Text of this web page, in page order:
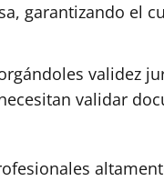
garantizando el
validez
validar